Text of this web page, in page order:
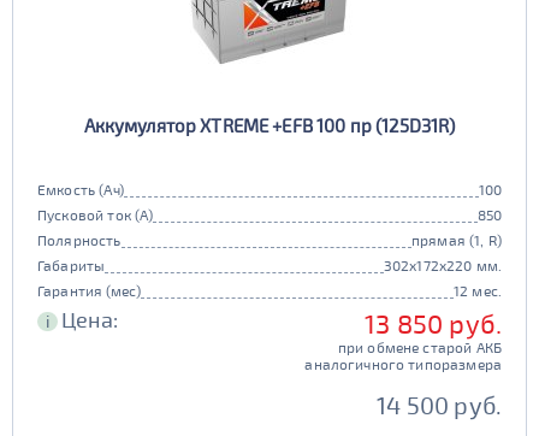
Аккумулятор XTREME +EFB 100 пр (125D31R)
Емкость (Ач)
100
Пусковой ток (А)
850
Полярность
прямая (1, R)
Габариты
302x172x220 мм.
Гарантия (мес)
12 мес.
i Цена: 13 850 руб.
при обмене старой АКБ
аналогичного типоразмера
14 500 руб.